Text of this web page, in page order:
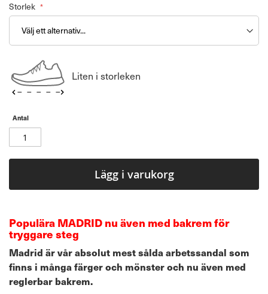
Storlek
Liten i storleken
Antal
Lägg i varukorg
Populära MADRID nu även med bakrem för
tryggare steg
Madrid är vår absolut mest sålda arbetssandal som
finns i många färger och mönster och nu även med
reglerbar bakrem.